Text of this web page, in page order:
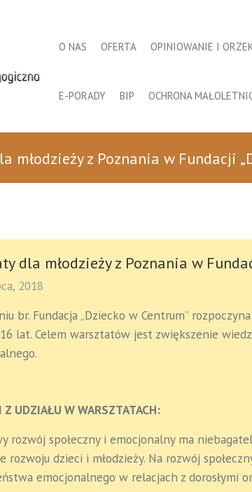
O NAS OFERTA OPINIOWANIE I
E-PORADY BIP OCHRONA
młodzieży z Poznania w Fundacji
dla młodzieży z Poznania w
2018
br. Fundacja „Dziecko w Centrum”
lat. Celem warsztatów jest zwiększenie
Z UDZIAŁU W WARSZTATACH:
rozwój społeczny i emocjonalny ma
rozwoju dzieci i młodzieży. Na rozwój
emocjonalnego w relacjach z dorosłymi